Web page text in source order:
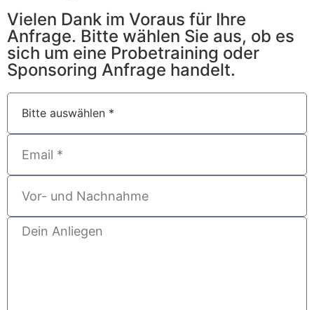
Vielen Dank im Voraus für Ihre
Anfrage. Bitte wählen Sie aus, ob es
sich um eine Probetraining oder
Sponsoring Anfrage handelt.